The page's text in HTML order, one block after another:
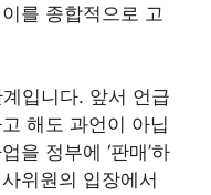
를 종합적으로 고
계입니다. 앞서 언급
해도 과언이 아닙
을 정부에 ‘판매’하
위원의 입장에서